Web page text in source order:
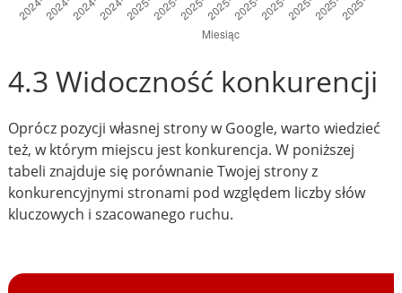
4.3 Widoczność konkurencji
Oprócz pozycji własnej strony w Google, warto wiedzieć
też, w którym miejscu jest konkurencja. W poniższej
tabeli znajduje się porównanie Twojej strony z
konkurencyjnymi stronami pod względem liczby słów
kluczowych i szacowanego ruchu.